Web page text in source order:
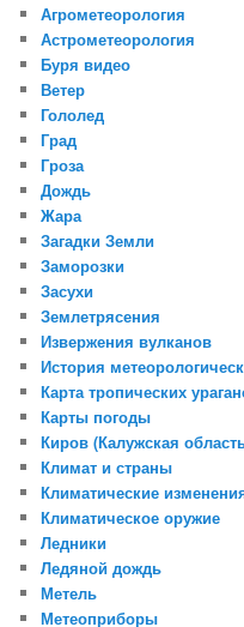
Агрометеорология
Астрометеорология
Буря видео
Ветер
Гололед
Град
Гроза
Дождь
Жара
Загадки Земли
Заморозки
Засухи
Землетрясения
Извержения вулканов
История
Карта тропических
Карты погоды
Киров (Калужская
Климат и страны
Климатические
Климатическое оружие
Ледники
Ледяной дождь
Метель
Метеоприборы